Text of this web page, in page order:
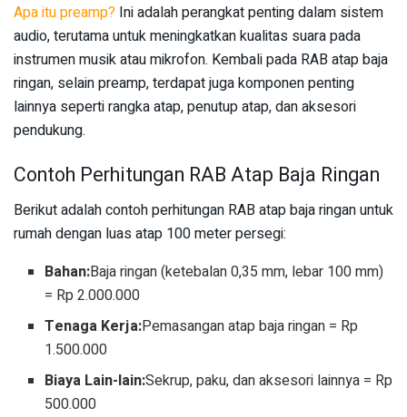
Apa itu preamp? Ini adalah perangkat penting dalam sistem
audio, terutama untuk meningkatkan kualitas suara pada
instrumen musik atau mikrofon. Kembali pada RAB atap baja
ringan, selain preamp, terdapat juga komponen penting
lainnya seperti rangka atap, penutup atap, dan aksesori
pendukung.
Contoh Perhitungan RAB Atap Baja Ringan
Berikut adalah contoh perhitungan RAB atap baja ringan untuk
rumah dengan luas atap 100 meter persegi:
Bahan:Baja ringan (ketebalan 0,35 mm, lebar 100 mm)
= Rp 2.000.000
Tenaga Kerja:Pemasangan atap baja ringan = Rp
1.500.000
Biaya Lain-lain:Sekrup, paku, dan aksesori lainnya = Rp
500.000